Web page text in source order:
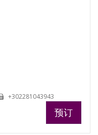
+302281043943
预订